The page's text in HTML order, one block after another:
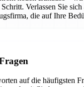
Verlassen Sie
die auf Ihre
auf die häufigsten